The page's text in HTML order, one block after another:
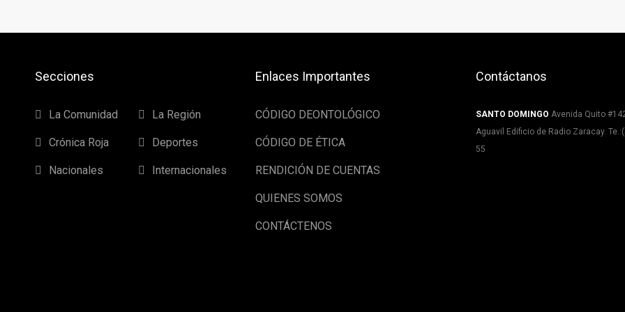
Secciones
La Comunidad La Región
Crónica Roja Deportes
Nacionales Internacionales
Enlaces Importantes
CÓDIGO DEONTOLÓGICO
CÓDIGO DE ÉTICA
RENDICIÓN DE CUENTAS
QUIENES SOMOS
CONTÁCTENOS
Contáctanos
SANTO DOMINGO Avenida Quito
Aguavil Edificio de Radio Zaracay.
55